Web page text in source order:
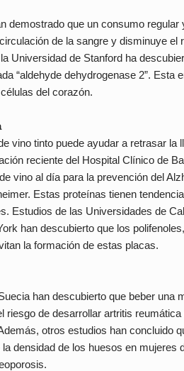
demostrado que un consumo
de la sangre y disminuye
Universidad de Stanford ha
“aldehyde dehydrogenase 2”.
del corazón.
vino tinto puede ayudar a retrasar
reciente del Hospital Clínico de
vino al día para la prevención del
Estas proteínas tienen
Estudios de las Universidades de
han descubierto que los
la formación de estas placas.
han descubierto que beber una
riesgo de desarrollar artritis
otros estudios han concluido
densidad de los huesos en mujeres